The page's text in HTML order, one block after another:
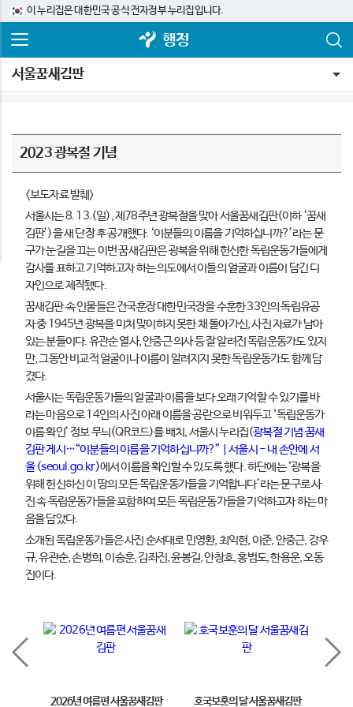
이 누리집은 대한민국 공식 전자정부 누리집입니다.
행정
서울꿈새김판
2023 광복절 기념
<보도자료 발췌>
서울시는 8. 13.(일), 제78주년 광복절을 맞아 서울꿈새김판(이하 ‘꿈새
김판’)을 새 단장 후 공개했다. ‘이분들의 이름을 기억하십니까?’라는 문
구가 눈길을 끄는 이번 꿈새김판은 광복을 위해 헌신한 독립운동가들에게
감사를 표하고 기억하고자 하는 의도에서 이들의 얼굴과 이름이 담긴 디
자인으로 제작됐다.
꿈새김판 속 인물들은 건국훈장 대한민국장을 수훈한 33인의 독립유공
자 중 1945년 광복을 미처 맞이하지 못한 채 돌아가신, 사진 자료가 남아
있는 분들이다. 유관순 열사, 안중근 의사 등 잘 알려진 독립운동가도 있지
만, 그동안 비교적 얼굴이나 이름이 알려지지 못한 독립운동가도 함께 담
겼다.
서울시는 독립운동가들의 얼굴과 이름을 보다 오래 기억할 수 있기를 바
라는 마음으로 14인의 사진 아래 이름을 공란으로 비워두고 ‘독립운동가
이름 확인’ 정보 무늬(QR코드)를 배치, 서울시 누리집(광복절 기념 꿈새
김판 게시…“이분들의 이름을 기억하십니까?” | 서울시 - 내 손안에 서
울 (seoul.go.kr)에서 이름을 확인할 수 있도록 했다. 하단에는 ‘광복을
위해 헌신하신 이 땅의 모든 독립운동가들을 기억합니다’라는 문구로 사
진 속 독립운동가들을 포함하여 모든 독립운동가들을 기억하고자 하는 마
음을 담았다.
소개된 독립운동가들은 사진 순서대로 민영환, 최익현, 이준, 안중근, 강우
규, 유관순, 손병희, 이승훈, 김좌진, 윤봉길, 안창호, 홍범도, 한용운, 오동
진이다.
2026년 여름편 서울꿈새김판 호국보훈의 달 서울꿈새김판